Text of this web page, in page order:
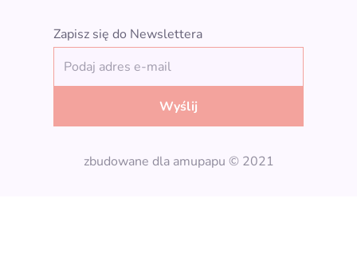
Zapisz się do Newslettera
Wyślij
zbudowane dla amupapu © 2021